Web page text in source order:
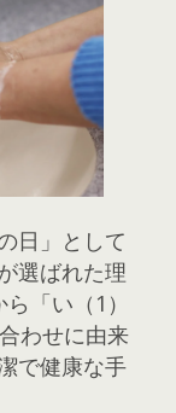
日」として
選ばれた理
「い（1）
わせに由来
で健康な手